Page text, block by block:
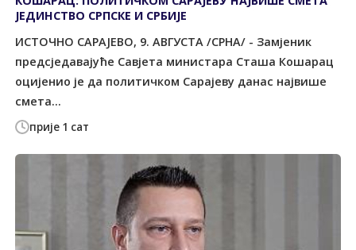
прије 1 сат
ЈЕДИНСТВО СРПСКЕ И СРБИЈЕ
ИСТОЧНО САРАЈЕВО, 9. АВГУСТА /СРНА/ - Замјеник
предсједавајуће Савјета министара Сташа Кошарац
оцијенио је да политичком Сарајеву данас највише
смета...